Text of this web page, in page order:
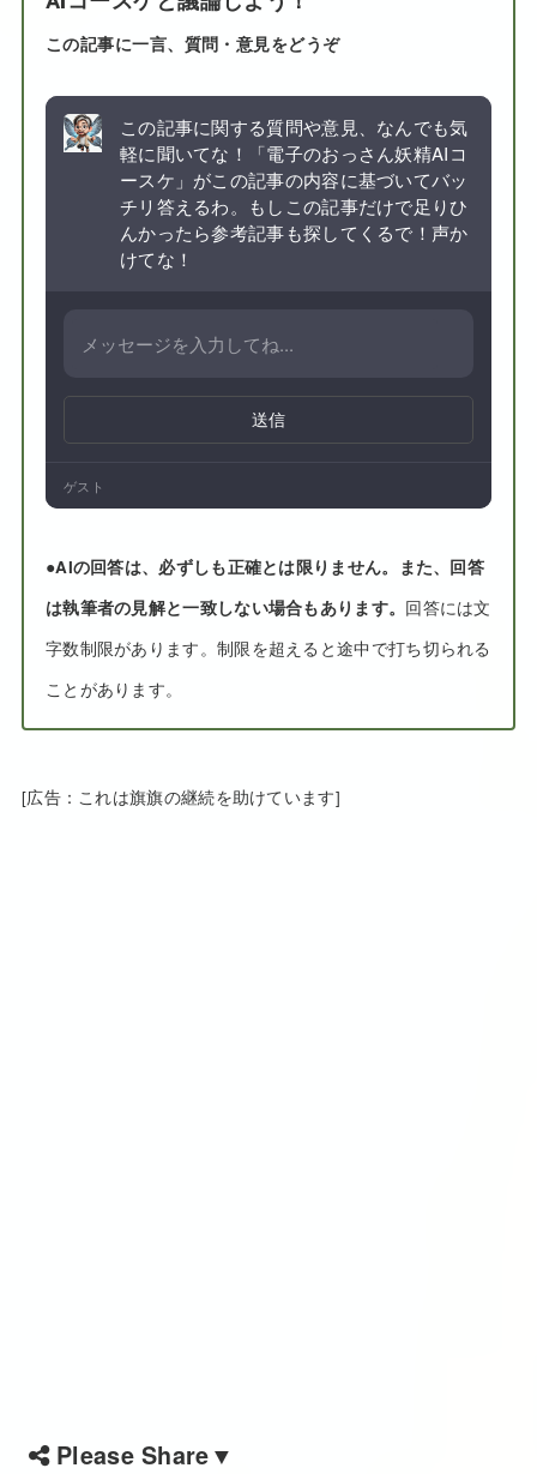
この記事に一言、質問・意見をどうぞ
この記事に関する質問や意見、なんでも気
軽に聞いてな！「電子のおっさん妖精AIコ
ースケ」がこの記事の内容に基づいてバッ
チリ答えるわ。もしこの記事だけで足りひ
んかったら参考記事も探してくるで！声か
けてな！
送信
ゲスト
●AIの回答は、必ずしも正確とは限りません。また、回答
は執筆者の見解と一致しない場合もあります。 回答には文
字数制限があります。制限を超えると途中で打ち切られる
ことがあります。
[広告：これは旗旗の継続を助けています]
Please Share▼